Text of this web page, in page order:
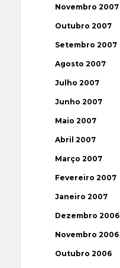
Novembro 2007
Outubro 2007
Setembro 2007
Agosto 2007
Julho 2007
Junho 2007
Maio 2007
Abril 2007
Março 2007
Fevereiro 2007
Janeiro 2007
Dezembro 2006
Novembro 2006
Outubro 2006